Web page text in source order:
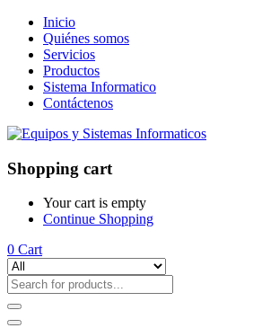
Inicio
Quiénes somos
Servicios
Productos
Sistema Informatico
Contáctenos
Shopping cart
Your cart is empty
Continue Shopping
0 Cart